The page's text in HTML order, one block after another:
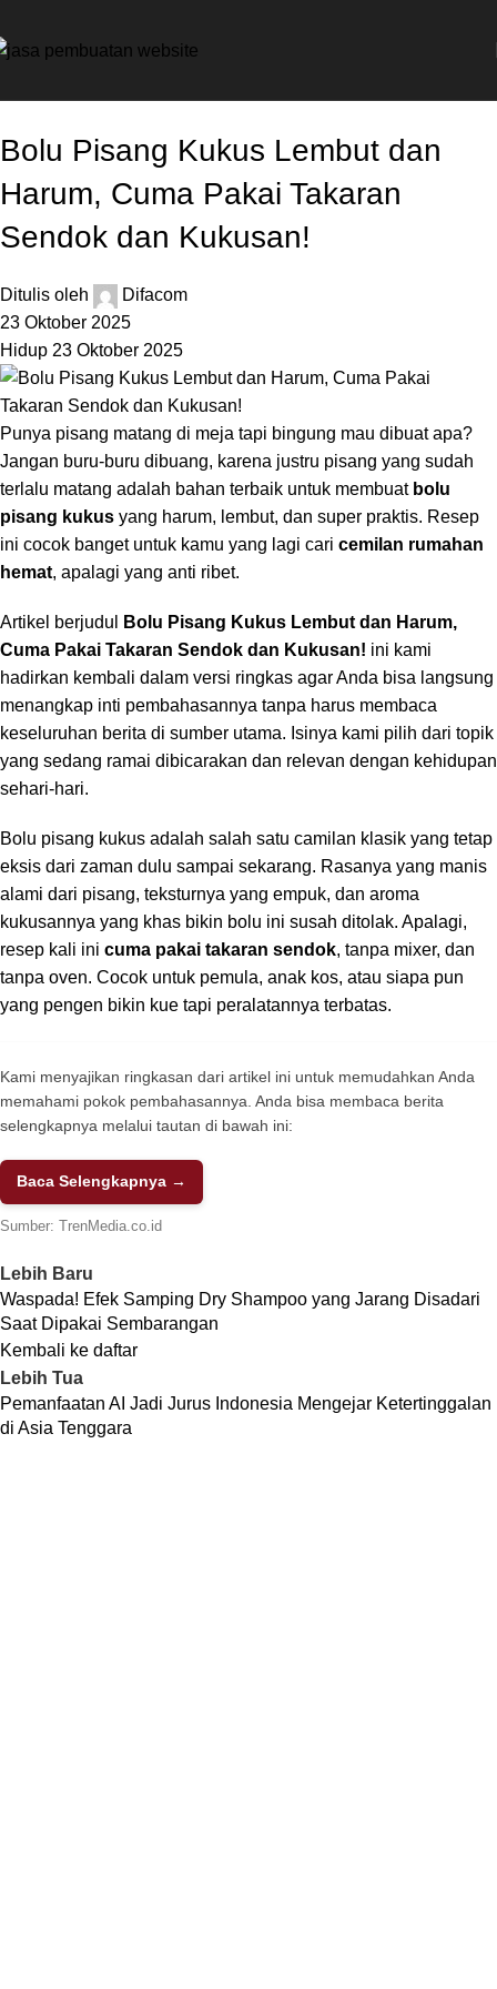
Bolu Pisang Kukus Lembut dan
Harum, Cuma Pakai Takaran
Sendok dan Kukusan!
Ditulis oleh
Difacom
23 Oktober 2025
Hidup 23 Oktober 2025
Punya pisang matang di meja tapi bingung mau dibuat apa?
Jangan buru-buru dibuang, karena justru pisang yang sudah
terlalu matang adalah bahan terbaik untuk membuat bolu
pisang kukus yang harum, lembut, dan super praktis. Resep
ini cocok banget untuk kamu yang lagi cari cemilan rumahan
hemat, apalagi yang anti ribet.
Artikel berjudul
Bolu Pisang Kukus Lembut dan Harum,
Cuma Pakai Takaran Sendok dan Kukusan! ini kami
hadirkan kembali dalam versi ringkas agar Anda bisa langsung
menangkap inti pembahasannya tanpa harus membaca
keseluruhan berita di sumber utama. Isinya kami pilih dari topik
yang sedang ramai dibicarakan dan relevan dengan kehidupan
sehari-hari.
Bolu pisang kukus adalah salah satu camilan klasik yang tetap
eksis dari zaman dulu sampai sekarang. Rasanya yang manis
alami dari pisang, teksturnya yang empuk, dan aroma
kukusannya yang khas bikin bolu ini susah ditolak. Apalagi,
resep kali ini cuma pakai takaran sendok, tanpa mixer, dan
tanpa oven. Cocok untuk pemula, anak kos, atau siapa pun
yang pengen bikin kue tapi peralatannya terbatas.
Kami menyajikan ringkasan dari artikel ini untuk memudahkan Anda
memahami pokok pembahasannya. Anda bisa membaca berita
selengkapnya melalui tautan di bawah ini:
Baca Selengkapnya →
Sumber: TrenMedia.co.id
Lebih Baru
Waspada! Efek Samping Dry Shampoo yang Jarang Disadari
Saat Dipakai Sembarangan
Kembali ke daftar
Lebih Tua
Pemanfaatan AI Jadi Jurus Indonesia Mengejar Ketertinggalan
di Asia Tenggara